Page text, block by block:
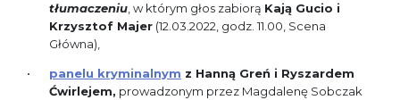
tłumaczeniu, w którym głos zabiorą Kają Gucio i
Krzysztof Majer (12.03.2022, godz. 11.00, Scena
Główna),
panelu kryminalnym z Hanną Greń i Ryszardem
Ćwirlejem, prowadzonym przez Magdalenę Sobczak